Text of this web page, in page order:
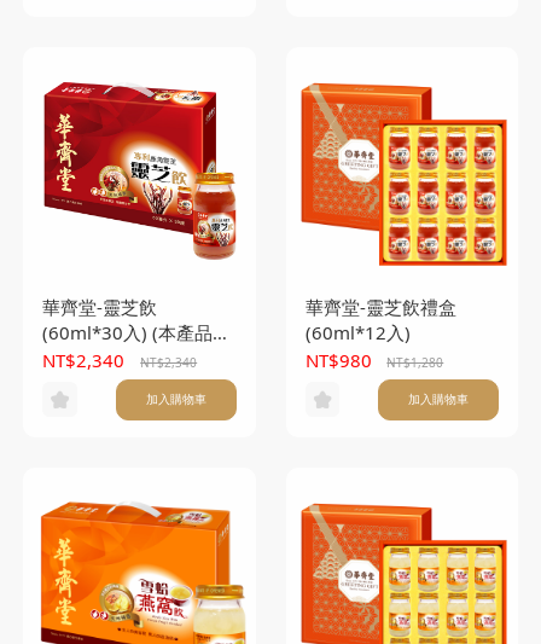
華齊堂-靈芝飲
(60ml*30入) (本產品不
附提袋)
NT$2,340 NT$2,340
加入購物車
華齊堂-靈芝飲禮盒
(60ml*12入)
NT$980
NT$1,280
加入購物車